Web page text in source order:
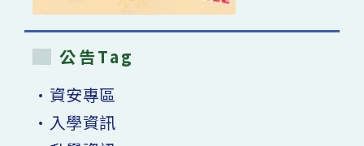
公告Tag
•資安專區
•入學資訊